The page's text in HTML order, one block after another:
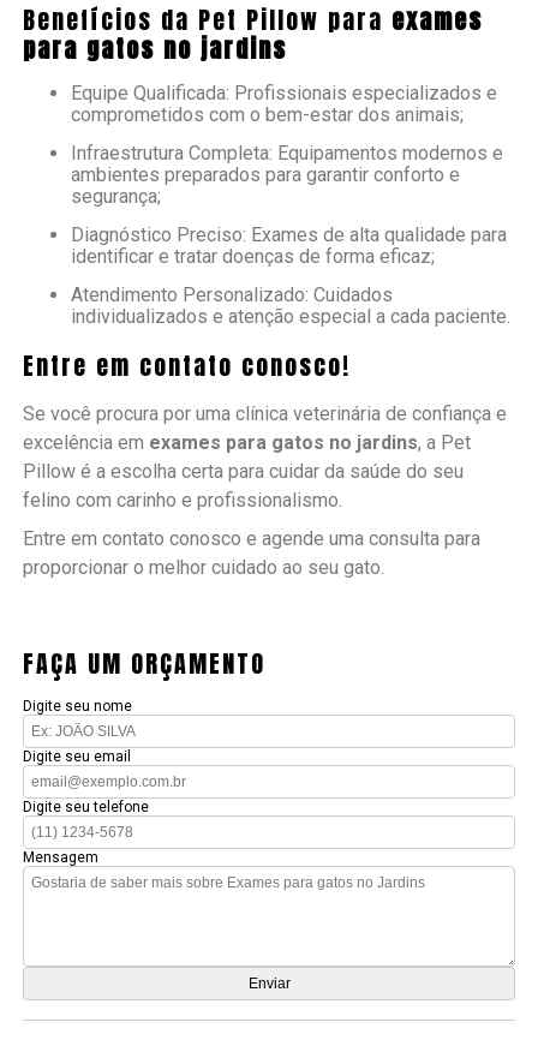
Benefícios da Pet Pillow para exames
para gatos no jardins
Equipe Qualificada: Profissionais especializados e
comprometidos com o bem-estar dos animais;
Infraestrutura Completa: Equipamentos modernos e
ambientes preparados para garantir conforto e
segurança;
Diagnóstico Preciso: Exames de alta qualidade para
identificar e tratar doenças de forma eficaz;
Atendimento Personalizado: Cuidados
individualizados e atenção especial a cada paciente.
Entre em contato conosco!
Se você procura por uma clínica veterinária de confiança e
excelência em exames para gatos no jardins, a Pet
Pillow é a escolha certa para cuidar da saúde do seu
felino com carinho e profissionalismo.
Entre em contato conosco e agende uma consulta para
proporcionar o melhor cuidado ao seu gato.
FAÇA UM ORÇAMENTO
Digite seu nome
Digite seu email
Digite seu telefone
Mensagem